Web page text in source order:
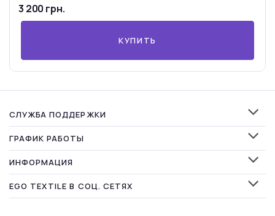
3 200 грн.
КУПИТЬ
СЛУЖБА ПОДДЕРЖКИ
ГРАФИК РАБОТЫ
ИНФОРМАЦИЯ
EGO TEXTILE В СОЦ. СЕТЯХ